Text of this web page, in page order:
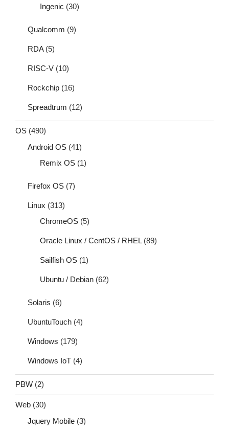
Ingenic (30)
Qualcomm (9)
RDA(5)
RISC-V (10)
Rockchip (16)
Spreadtrum (12)
OS (490)
Android OS (41)
Remix OS (1)
Firefox OS (7)
Linux (313)
ChromeOS (5)
Oracle Linux / CentOS / RHEL(89)
Sailfish OS (1)
Ubuntu / Debian (62)
Solaris (6)
UbuntuTouch (4)
Windows (179)
Windows IoT (4)
PBW (2)
Web (30)
Jquery Mobile (3)